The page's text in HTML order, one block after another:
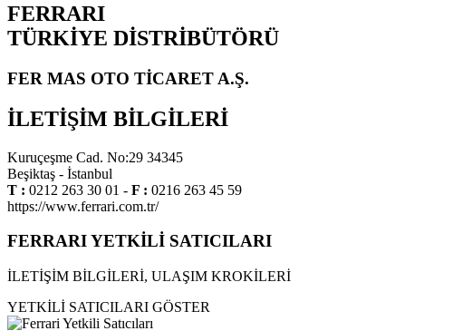
FERRARI
TÜRKİYE DİSTRİBÜTÖRÜ
FER MAS OTO TİCARET A.Ş.
İLETİŞİM BİLGİLERİ
Kuruçeşme Cad. No:29 34345
Beşiktaş - İstanbul
T : 0212 263 30 01 - F : 0216 263 45 59
https://www.ferrari.com.tr/
FERRARI YETKİLİ SATICILARI
İLETİŞİM BİLGİLERİ, ULAŞIM KROKİLERİ
YETKİLİ SATICILARI GÖSTER